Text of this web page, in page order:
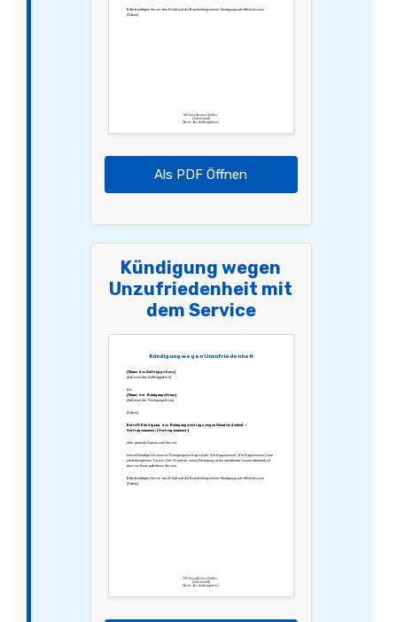
Bitte bestätigen Sie mir den Erhalt und die Bearbeitung meiner Kündigung schriftlich bis zum
[Datum].
Mit freundlichen Grüßen,
[Unterschrift]
[Name des Auftraggebers]
Als PDF Öffnen
Kündigung wegen
Unzufriedenheit mit
dem Service
Kündigung wegen Unzufriedenheit
[Name des Auftraggebers]
[Adresse des Auftraggebers]
An:
[Name der Reinigungsfirma]
[Adresse der Reinigungsfirma]
[Datum]
Betreff: Kündigung des Reinigungsvertrags wegen Unzufriedenheit –
Vertragsnummer: [Vertragsnummer]
Sehr geehrte Damen und Herren,
hiermit kündige ich unseren Reinigungsvertrag mit der Vertragsnummer [Vertragsnummer] zum
nächstmöglichen Termin. Der Grund für meine Kündigung ist die anhaltende Unzufriedenheit mit
dem von Ihnen gebotenen Service.
Bitte bestätigen Sie mir den Erhalt und die Bearbeitung meiner Kündigung schriftlich bis zum
[Datum].
Mit freundlichen Grüßen,
[Unterschrift]
[Name des Auftraggebers]